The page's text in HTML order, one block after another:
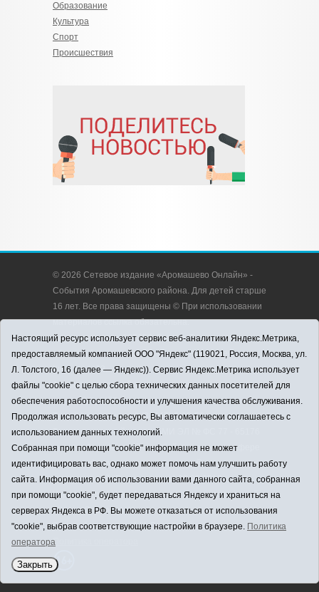
Образование
Культура
Спорт
Происшествия
© 2026 Сетевое издание «Аромашево Онлайн» -
События Аромашевского района. Для детей старше
16 лет. Все права защищены © При использовании
материалов ссылка обязательна.
Адрес редакции: 627350, Россия, Тюменская
область, Аромашевский район, с. Аромашево, ул.
Кирова, д. 13.
Адрес электронной почты редакции:
strudu72@obl72.ru
Телефон редакции: 8 (34545) 2-30-58
Регистрационный номер СМИ ЭЛ № ФС 77 - 65176
выдано Федеральной службой по надзору в сфере
связи, информационных технологий и массовых
коммуникаций (Роскомнадзор) 28.03.2016 г.
Учредитель: АНО «Информационно-издательский
центр «Слава труду».
Главный редактор: А.Н. Барабанщиков
Политика оператора
Настоящий ресурс использует сервис веб-аналитики Яндекс.Метрика,
предоставляемый компанией ООО "Яндекс" (119021, Россия, Москва, ул.
Л. Толстого, 16 (далее — Яндекс)). Сервис Яндекс.Метрика использует
файлы "cookie" с целью сбора технических данных посетителей для
обеспечения работоспособности и улучшения качества обслуживания.
Продолжая использовать ресурс, Вы автоматически соглашаетесь с
использованием данных технологий.
Собранная при помощи "cookie" информация не может
идентифицировать вас, однако может помочь нам улучшить работу
сайта. Информация об использовании вами данного сайта, собранная
при помощи "cookie", будет передаваться Яндексу и храниться на
серверах Яндекса в РФ. Вы можете отказаться от использования
"cookie", выбрав соответствующие настройки в браузере. Политика
оператора
Закрыть